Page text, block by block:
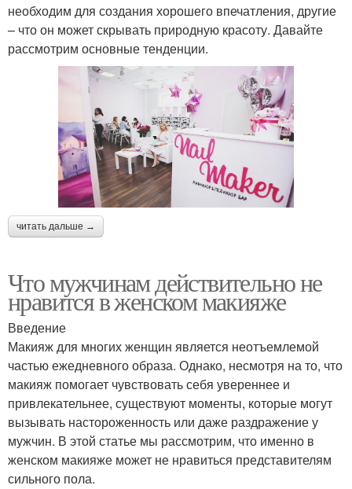
необходим для создания хорошего впечатления, другие
– что он может скрывать природную красоту. Давайте
рассмотрим основные тенденции.
читать дальше →
Что мужчинам действительно не
нравится в женском макияже
Введение
Макияж для многих женщин является неотъемлемой
частью ежедневного образа. Однако, несмотря на то, что
макияж помогает чувствовать себя увереннее и
привлекательнее, существуют моменты, которые могут
вызывать настороженность или даже раздражение у
мужчин. В этой статье мы рассмотрим, что именно в
женском макияже может не нравиться представителям
сильного пола.